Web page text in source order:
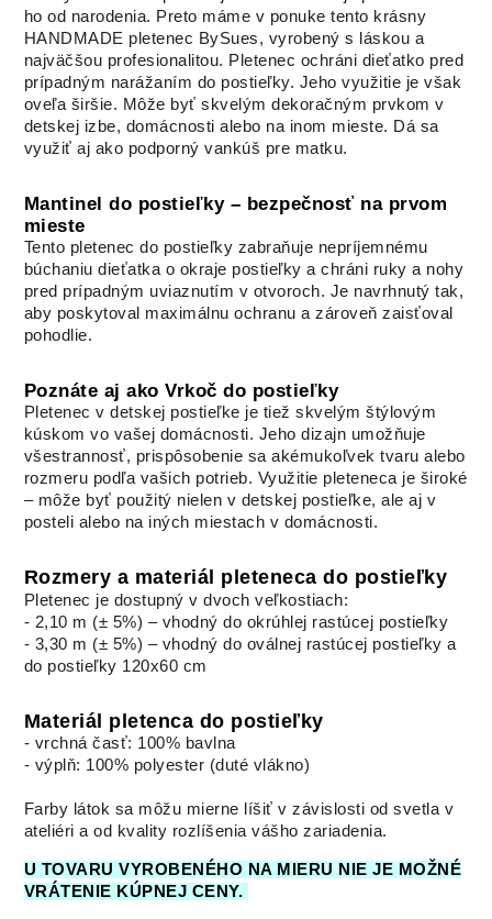
ho od narodenia. Preto máme v ponuke tento krásny
HANDMADE pletenec BySues, vyrobený s láskou a
najväčšou profesionalitou. Pletenec ochráni dieťatko pred
prípadným narážaním do postieľky. Jeho využitie je však
oveľa širšie. Môže byť skvelým dekoračným prvkom v
detskej izbe, domácnosti alebo na inom mieste. Dá sa
využiť aj ako podporný vankúš pre matku.
Mantinel do postieľky – bezpečnosť na prvom
mieste
Tento pletenec do postieľky zabraňuje nepríjemnému
búchaniu dieťatka o okraje postieľky a chráni ruky a nohy
pred prípadným uviaznutím v otvoroch. Je navrhnutý tak,
aby poskytoval maximálnu ochranu a zároveň zaisťoval
pohodlie.
Poznáte aj ako Vrkoč do postieľky
Pletenec v detskej postieľke je tiež skvelým štýlovým
kúskom vo vašej domácnosti. Jeho dizajn umožňuje
všestrannosť, prispôsobenie sa akémukoľvek tvaru alebo
rozmeru podľa vašich potrieb. Využitie pleteneca je široké
– môže byť použitý nielen v detskej postieľke, ale aj v
posteli alebo na iných miestach v domácnosti.
Rozmery a materiál pleteneca do postieľky
Pletenec je dostupný v dvoch veľkostiach:
- 2,10 m (± 5%) – vhodný do okrúhlej rastúcej postieľky
- 3,30 m (± 5%) – vhodný do oválnej rastúcej postieľky a
do postieľky 120x60 cm
Materiál pletenca do postieľky
- vrchná časť: 100% bavlna
- výplň: 100% polyester (duté vlákno)
Farby látok sa môžu mierne líšiť v závislosti od svetla v
ateliéri a od kvality rozlíšenia vášho zariadenia.
U TOVARU VYROBENÉHO NA MIERU NIE JE MOŽNÉ
VRÁTENIE KÚPNEJ CENY.